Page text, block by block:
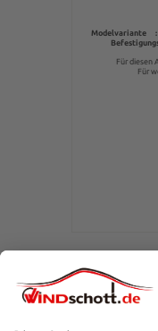
Modelvariante :
Für diesen
Für
SERVICE HOTLINE